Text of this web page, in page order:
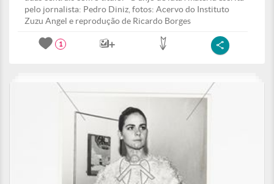
pelo jornalista: Pedro Diniz, fotos: Acervo do Instituto
Zuzu Angel e reprodução de Ricardo Borges
1